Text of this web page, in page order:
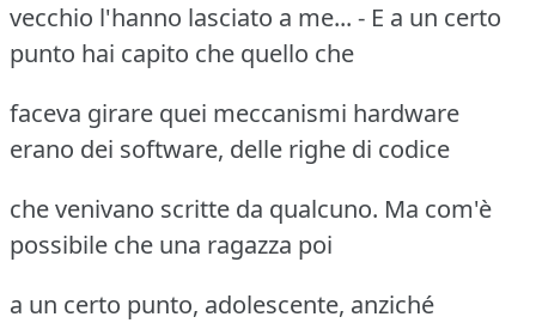
vecchio l'hanno lasciato a me... - E a un certo
punto hai capito che quello che
faceva girare quei meccanismi hardware
erano dei software, delle righe di codice
che venivano scritte da qualcuno. Ma com'è
possibile che una ragazza poi
a un certo punto, adolescente, anziché